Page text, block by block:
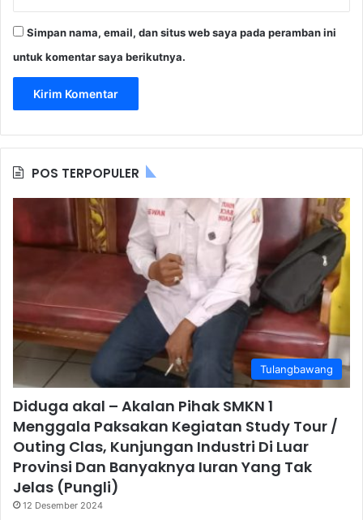
Simpan nama, email, dan situs web saya pada peramban ini
untuk komentar saya berikutnya.
POS TERPOPULER
Tulangbawang
Diduga akal – Akalan Pihak SMKN 1
Menggala Paksakan Kegiatan Study Tour /
Outing Clas, Kunjungan Industri Di Luar
Provinsi Dan Banyaknya Iuran Yang Tak
Jelas (Pungli)
12 Desember 2024